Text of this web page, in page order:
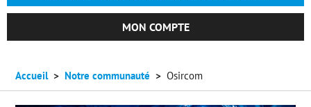
MON COMPTE
Accueil Notre communauté Osircom